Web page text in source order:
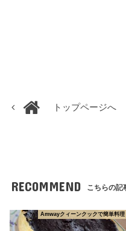
トップページへ
RECOMMEND こちらの記
Amwayクィーンクックで簡単料理